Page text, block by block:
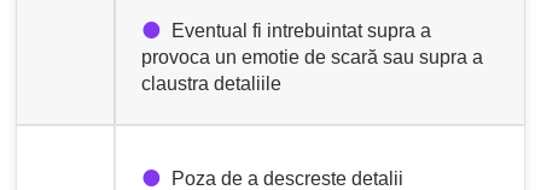
Eventual fi intrebuintat supra a
provoca un emotie de scară sau supra a
claustra detaliile
Poza de a descreste detalii